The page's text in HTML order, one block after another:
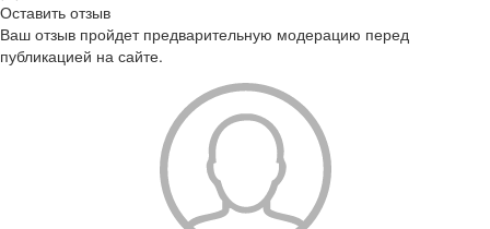
Оставить отзыв
Ваш отзыв пройдет предварительную модерацию перед
публикацией на сайте.